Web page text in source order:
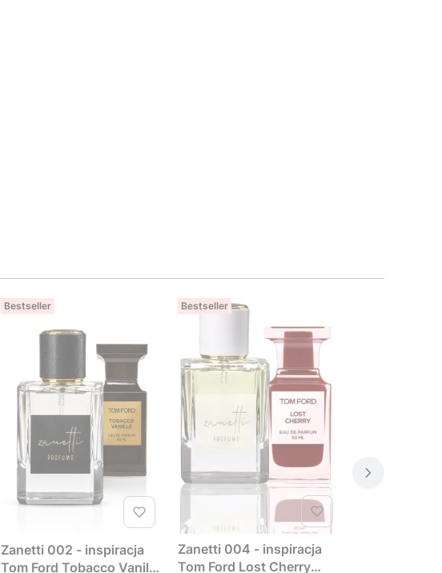
Bestseller
Zanetti 002 - inspiracja
Tom Ford Tobacco Vanille
Bestseller
Zanetti 004 - inspiracja
Tom Ford Lost Cherry